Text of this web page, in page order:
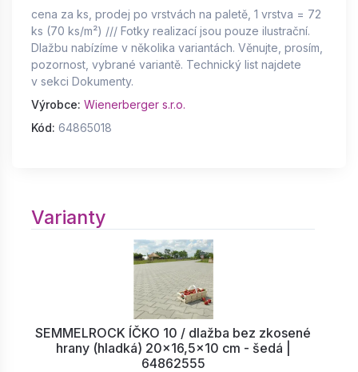
cena za ks, prodej po vrstvách na paletě, 1 vrstva = 72
ks (70 ks/m²) /// Fotky realizací jsou pouze ilustrační.
Dlažbu nabízíme v několika variantách. Věnujte, prosím,
pozornost, vybrané variantě. Technický list najdete
v sekci Dokumenty.
Výrobce: Wienerberger s.r.o.
Kód: 64865018
Varianty
SEMMELROCK ÍČKO 10 / dlažba bez zkosené
hrany (hladká) 20x16,5x10 cm - šedá |
64862555